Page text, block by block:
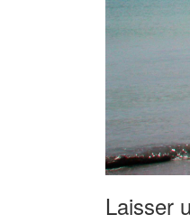
Laisser